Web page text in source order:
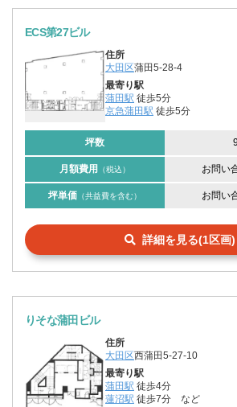
ECS第27ビル
住所
大田区蒲田5-28-4
最寄り駅
蒲田駅 徒歩5分
京急蒲田駅 徒歩5分
坪数
月額費用 （税込） お問い
坪単価 （共益費を含む） お問い
詳細を見る(1区画)
りそな蒲田ビル
住所
大田区西蒲田5-27-10
最寄り駅
蒲田駅 徒歩4分
蓮沼駅 徒歩7分 など